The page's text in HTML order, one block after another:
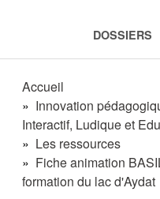
DOSSIERS
Accueil
Innovation
Interactif, Ludique et
Les ressources
Fiche animation
formation du lac d'Aydat